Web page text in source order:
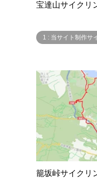
宝達山サイクリ
1 : 当サイト制作サ
籠坂峠サイクリ